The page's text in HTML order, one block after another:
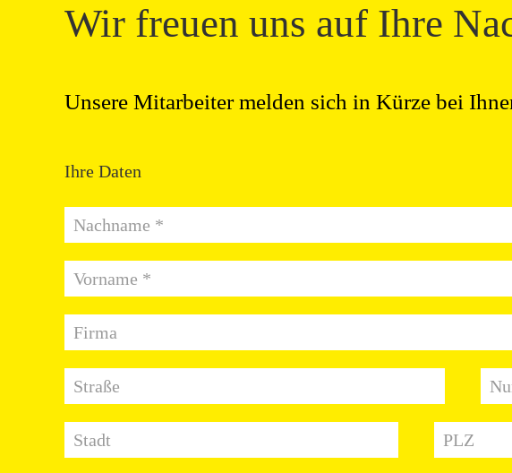
Wir freuen uns auf Ihre
Unsere Mitarbeiter melden sich in Kürze bei
Ihre Daten
Nachname *
Vorname *
Firma
Straße
Stadt PLZ